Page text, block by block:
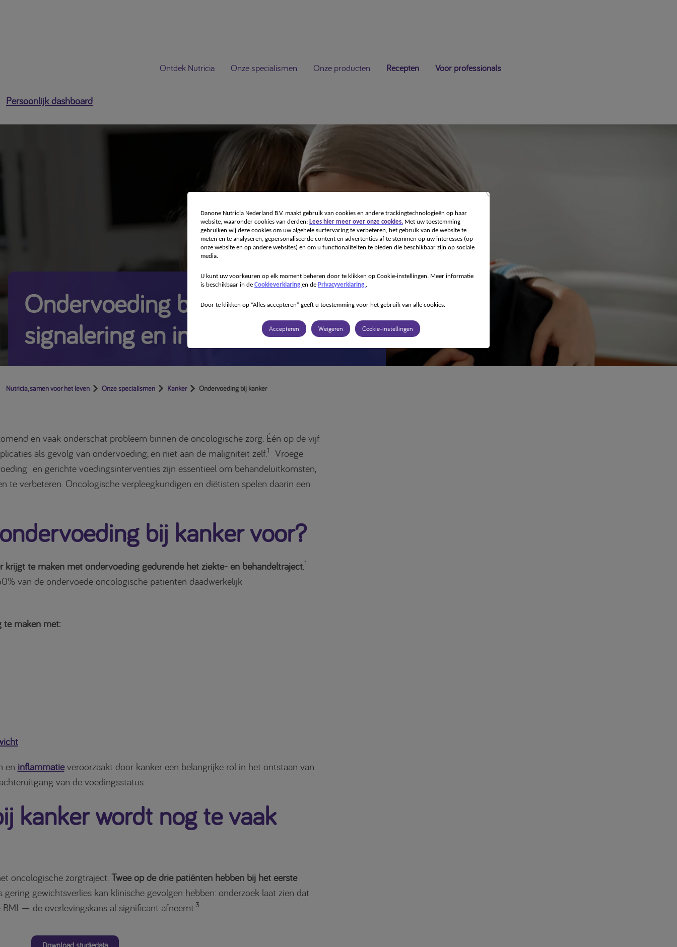
Ontdek Nutricia Onze specialismen Onze producten Recepten Voor professionals
Persoonlijk dashboard
Ondervoeding bij kanker: vroege
signalering en interventie
Nutricia, samen voor het leven Onze specialismen Kanker Ondervoeding bij kanker
en vaak onderschat probleem binnen de oncologische zorg. Één op de vijf
als gevolg van ondervoeding, en niet aan de maligniteit zelf.1
Vroege
en gerichte voedingsinterventies zijn essentieel om behandeluitkomsten,
te verbeteren. Oncologische verpleegkundigen en diëtisten spelen daarin een
bij kanker voor?
te maken met ondervoeding gedurende het ziekte- en behandeltraject. 1
van de ondervoede oncologische patiënten daadwerkelijk
te maken met:
en inflammatieveroorzaakt door kanker een belangrijke rol in het ontstaan van
van de voedingsstatus.
kanker wordt nog te vaak
oncologische zorgtraject. Twee op de drie patiënten hebben bij het eerste
gering gewichtsverlies kan klinische gevolgen hebben: onderzoek laat zien dat
— de overlevingskans al significant afneemt. 3
Download studiedata
Danone Nutricia Nederland B.V. maakt gebruik van cookies en andere trackingtechnologieën op haar
website, waaronder cookies van derden: Lees hier meer over onze cookies. Met uw toestemming
gebruiken wij deze cookies om uw algehele surfervaring te verbeteren, het gebruik van de website te
meten en te analyseren, gepersonaliseerde content en advertenties af te stemmen op uw interesses (op
onze website en op andere websites) en om u functionaliteiten te bieden die beschikbaar zijn op sociale
media.
U kunt uw voorkeuren op elk moment beheren door te klikken op Cookie-instellingen. Meer informatie
is beschikbaar in de Cookieverklaring en de Privacyverklaring .
Door te klikken op “Alles accepteren” geeft u toestemming voor het gebruik van alle cookies.
Accepteren Weigeren Cookie-instellingen